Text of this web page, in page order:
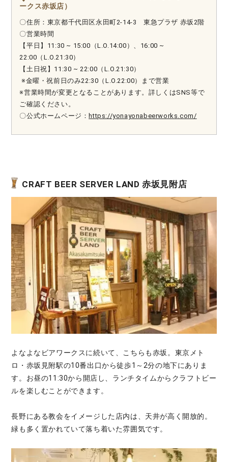
ークス赤坂店）
〇住所：東京都千代田区永田町2-14-3 東急プラザ 赤坂2階
〇営業時間
【平日】11:30 ~ 15:00（L.O.14:00）、16:00 ~
22:00（L.O.21:30）
【土日祝】11:30 ~ 22:00（L.O.21:30）
※金曜・祝前日のみ22:30（L.O.22:00）まで営業
※営業時間が変更となることがあります。詳しくはSNS等で
ご確認ください。
〇公式ホームページ：https://yonayonabeerworks.com/
CRAFT BEER SERVER LAND 赤坂見附店
よなよなビアワークスに続いて、こちらも赤坂。東京メト
ロ・赤坂見附駅の10番出口から徒歩1～2分の地下にありま
す。お昼の11:30から開店し、ランチタイムからクラフトビー
ルを楽しむことができます。
長野にある教会をイメージした店内は、天井が高く開放的。
緑も多く置かれていて落ち着いた雰囲気です。